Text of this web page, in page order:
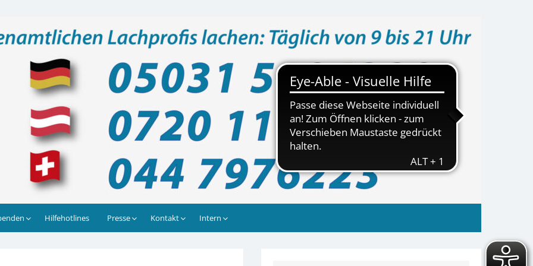
Täglich 9 – 21 Uhr, auch am Wochenende
Hilfehotlines Presse Kontakt Intern